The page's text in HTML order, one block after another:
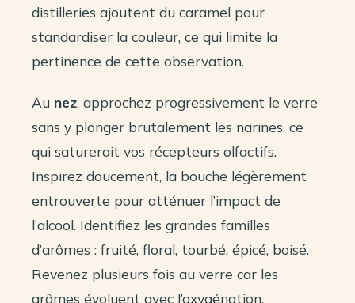
distilleries ajoutent du caramel pour
standardiser la couleur, ce qui limite la
pertinence de cette observation.
Au nez, approchez progressivement le verre
sans y plonger brutalement les narines, ce
qui saturerait vos récepteurs olfactifs.
Inspirez doucement, la bouche légèrement
entrouverte pour atténuer l’impact de
l’alcool. Identifiez les grandes familles
d’arômes : fruité, floral, tourbé, épicé, boisé.
Revenez plusieurs fois au verre car les
arômes évoluent avec l’oxygénation.